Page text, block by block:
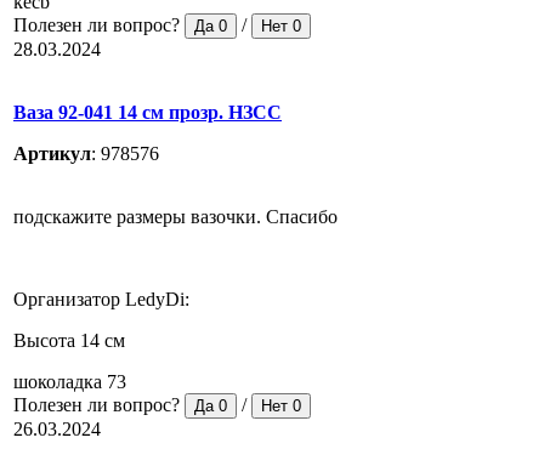
Полезен ли вопрос?
Да 0 / Нет 0
28.03.2024
Ваза 92-041 14 см прозр. НЗСС
Артикул: 978576
подскажите размеры вазочки. Спасибо
Организатор LedyDi:
Высота 14 см
шоколадка 73
Полезен ли вопрос?
Да 0 / Нет 0
26.03.2024